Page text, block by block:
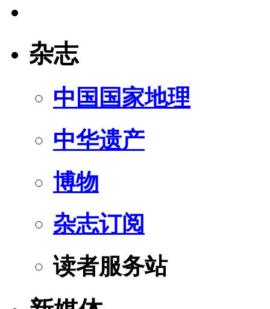
杂志
中国国家地理
中华遗产
博物
杂志订阅
读者服务站